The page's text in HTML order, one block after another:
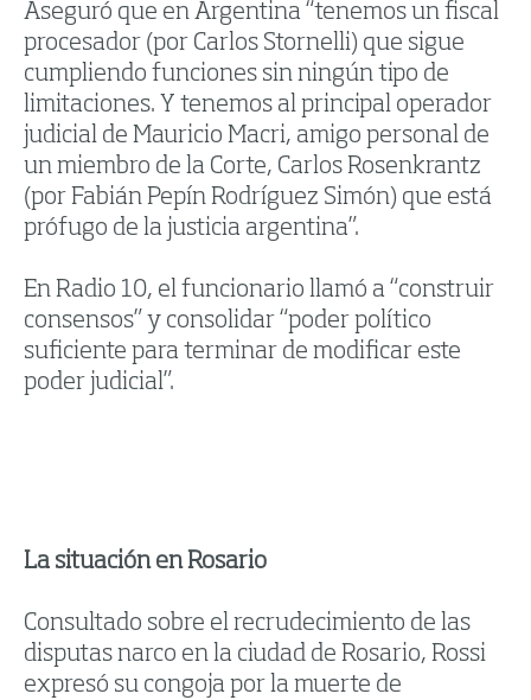
Aseguró que en Argentina “tenemos un fiscal
procesador (por Carlos Stornelli) que sigue
cumpliendo funciones sin ningún tipo de
limitaciones. Y tenemos al principal operador
judicial de Mauricio Macri, amigo personal de
un miembro de la Corte, Carlos Rosenkrantz
(por Fabián Pepín Rodríguez Simón) que está
prófugo de la justicia argentina”.
En Radio 10, el funcionario llamó a “construir
consensos” y consolidar “poder político
suficiente para terminar de modificar este
poder judicial”.
La situación en Rosario
Consultado sobre el recrudecimiento de las
disputas narco en la ciudad de Rosario, Rossi
expresó su congoja por la muerte de